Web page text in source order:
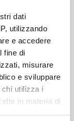
dati
utilizzando
e accedere
fine di
misurare
e sviluppare
utilizza i
in materia di
56